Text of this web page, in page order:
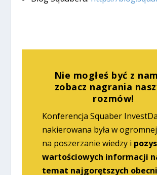
Nie mogłeś być z
zobacz nagrania
rozmów!
Konferencja Squaber
nakierowana była w
na poszerzanie wiedzy i
wartościowych informacji
temat najgorętszych